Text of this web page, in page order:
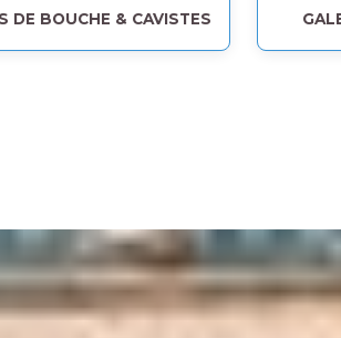
DE BOUCHE & CAVISTES